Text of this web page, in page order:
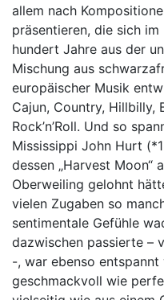
allem nach
präsentieren, die sich
hundert Jahre aus der
Mischung aus
europäischer Musik
Cajun, Country, Hillbilly,
Rock’n’Roll. Und so
Mississippi John Hurt
dessen „Harvest Moon“
Oberweiling gelohnt
vielen Zugaben so
sentimentale Gefühle
dazwischen passierte –
-, war ebenso
geschmackvoll wie